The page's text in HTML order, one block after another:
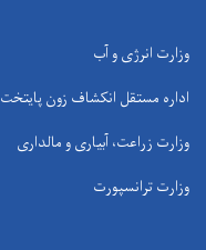
وزارت انرژی و آب
اداره مستقل انکشاف زون پایتخت
وزارت زراعت، آبیاری و مالداری
وزارت ترانسپورت